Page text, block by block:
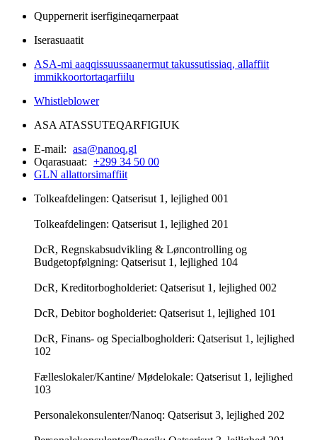
Quppernerit iserfigineqarnerpaat
Iserasuaatit
ASA-mi aaqqissuussaanermut takussutissiaq, allaffiit
immikkoortortaqarfiilu
Whistleblower
ASA ATASSUTEQARFIGIUK
E-mail: asa@nanoq.gl
Oqarasuaat: +299 34 50 00
GLN allattorsimaffiit
Tolkeafdelingen: Qatserisut 1, lejlighed 001
Tolkeafdelingen: Qatserisut 1, lejlighed 201
DcR, Regnskabsudvikling & Løncontrolling og
Budgetopfølgning: Qatserisut 1, lejlighed 104
DcR, Kreditorbogholderiet: Qatserisut 1, lejlighed 002
DcR, Debitor bogholderiet: Qatserisut 1, lejlighed 101
DcR, Finans- og Specialbogholderi: Qatserisut 1, lejlighed
102
Fælleslokaler/Kantine/ Mødelokale: Qatserisut 1, lejlighed
103
Personalekonsulenter/Nanoq: Qatserisut 3, lejlighed 202